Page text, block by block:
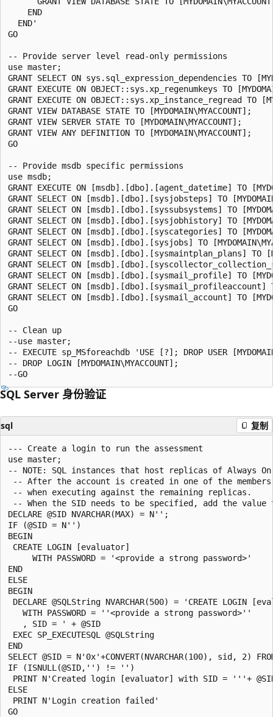
    END
  END'
GO
-- Provide server level read-only permissions
use master;
GRANT SELECT ON sys.sql_expression_dependencies TO
GRANT EXECUTE ON OBJECT::sys.xp_regenumkeys TO
GRANT EXECUTE ON OBJECT::sys.xp_instance_regread TO
GRANT VIEW DATABASE STATE TO [MYDOMAIN\MYACCOUNT];
GRANT VIEW SERVER STATE TO [MYDOMAIN\MYACCOUNT];
GRANT VIEW ANY DEFINITION TO [MYDOMAIN\MYACCOUNT];
GO
-- Provide msdb specific permissions
use msdb;
GRANT EXECUTE ON [msdb].[dbo].[agent_datetime] TO
GRANT SELECT ON [msdb].[dbo].[sysjobsteps] TO
GRANT SELECT ON [msdb].[dbo].[syssubsystems] TO
GRANT SELECT ON [msdb].[dbo].[sysjobhistory] TO
GRANT SELECT ON [msdb].[dbo].[syscategories] TO
GRANT SELECT ON [msdb].[dbo].[sysjobs] TO
GRANT SELECT ON [msdb].[dbo].[sysmaintplan_plans] TO
GRANT SELECT ON
GRANT SELECT ON [msdb].[dbo].[sysmail_profile] TO
GRANT SELECT ON [msdb].[dbo].[sysmail_profileaccount] TO
GRANT SELECT ON [msdb].[dbo].[sysmail_account] TO
GO
-- Clean up
--use master;
-- EXECUTE sp_MSforeachdb 'USE [?]; DROP USER
-- DROP LOGIN [MYDOMAIN\MYACCOUNT];
SQL Server 身份验证
sql 复制
--- Create a login to run the assessment
use master;
-- NOTE: SQL instances that host replicas of Always
-- After the account is created in one of the
-- when executing against the remaining replicas.
-- When the SID needs to be specified, add the
DECLARE @SID NVARCHAR(MAX) = N'';
IF (@SID = N'')
BEGIN
CREATE LOGIN [evaluator]
     WITH PASSWORD = '<provide a strong password>'
END
ELSE
BEGIN
DECLARE @SQLString NVARCHAR(500) = 'CREATE LOGIN
   WITH PASSWORD = ''<provide a strong password>''
   , SID = ' + @SID
EXEC SP_EXECUTESQL @SQLString
END
SELECT @SID = N'0x'+CONVERT(NVARCHAR(100), sid,
IF (ISNULL(@SID,'') != '')
PRINT N'Created login [evaluator] with SID = '''+
ELSE
PRINT N'Login creation failed'
GO